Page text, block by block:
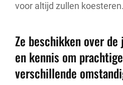
voor altijd zullen koesteren.
Ze beschikken over
en kennis om
verschillende